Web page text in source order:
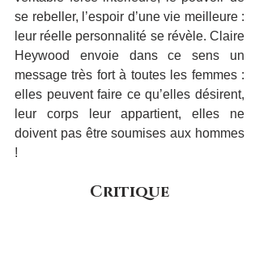
se rebeller, l’espoir d’une vie meilleure :
leur réelle personnalité se révèle. Claire
Heywood envoie dans ce sens un
message très fort à toutes les femmes :
elles peuvent faire ce qu’elles désirent,
leur corps leur appartient, elles ne
doivent pas être soumises aux hommes
!
Critique